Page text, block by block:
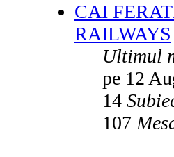
CAI
RAILWAYS
Ultimul
pe 12
14
107